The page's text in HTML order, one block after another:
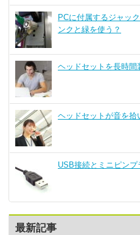
PCに付属するジャッ
ンクと緑を使う？
ヘッドセットを長時間
ヘッドセットが音を
USB接続とミニピン
最新記事